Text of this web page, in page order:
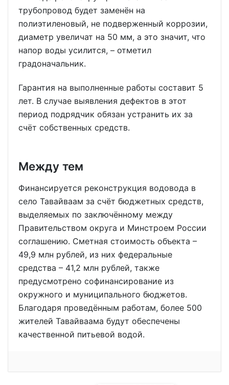
трубопровод будет заменён на
полиэтиленовый, не подверженный коррозии,
диаметр увеличат на 50 мм, а это значит, что
напор воды усилится, – отметил
градоначальник.
Гарантия на выполненные работы составит 5
лет. В случае выявления дефектов в этот
период подрядчик обязан устранить их за
счёт собственных средств.
Между тем
Финансируется реконструкция водовода в
село Тавайваам за счёт бюджетных средств,
выделяемых по заключённому между
Правительством округа и Минстроем России
соглашению. Сметная стоимость объекта –
49,9 млн рублей, из них федеральные
средства – 41,2 млн рублей, также
предусмотрено софинансирование из
окружного и муниципального бюджетов.
Благодаря проведённым работам, более 500
жителей Тавайваама будут обеспечены
качественной питьевой водой.